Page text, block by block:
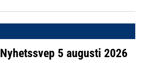
Nyhetssvep 5 augusti 2026